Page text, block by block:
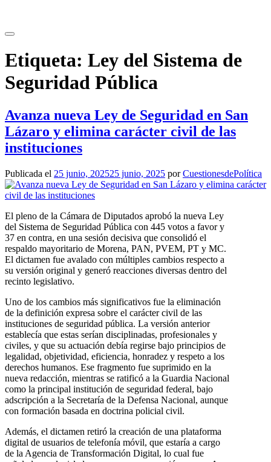
contenido
Etiqueta: Ley del Sistema de
Seguridad Pública
Avanza nueva Ley de Seguridad en San
Lázaro y elimina carácter civil de las
instituciones
Publicada el 25 junio, 202525 junio, 2025 porCuestionesdePolítica
El pleno de la Cámara de Diputados aprobó la nueva Ley
del Sistema de Seguridad Pública con 445 votos a favor y
37 en contra, en una sesión decisiva que consolidó el
respaldo mayoritario de Morena, PAN, PVEM, PT y MC.
El dictamen fue avalado con múltiples cambios respecto a
su versión original y generó reacciones diversas dentro del
recinto legislativo.
Uno de los cambios más significativos fue la eliminación
de la definición expresa sobre el carácter civil de las
instituciones de seguridad pública. La versión anterior
establecía que estas serían disciplinadas, profesionales y
civiles, y que su actuación debía regirse bajo principios de
legalidad, objetividad, eficiencia, honradez y respeto a los
derechos humanos. Ese fragmento fue suprimido en la
nueva redacción, mientras se ratificó a la Guardia Nacional
como la principal institución de seguridad federal, bajo
adscripción a la Secretaría de la Defensa Nacional, aunque
con formación basada en doctrina policial civil.
Además, el dictamen retiró la creación de una plataforma
digital de usuarios de telefonía móvil, que estaría a cargo
de la Agencia de Transformación Digital, lo cual fue